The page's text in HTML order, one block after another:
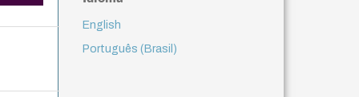
English
Português (Brasil)